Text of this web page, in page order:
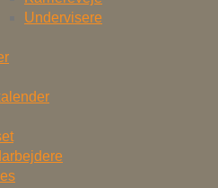
Undervisere